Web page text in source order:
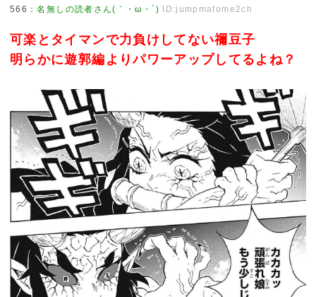
566 ：名無しの読者さん(｀・ω・´) ID:jumpmatome2ch
可楽とタイマンで力負けしてない禰豆子
明らかに遊郭編よりパワーアップしてるよね？